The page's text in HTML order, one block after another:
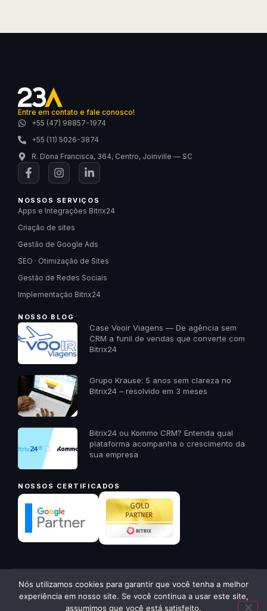
Entre em contato e fale conosco!
+55 (47) 98857-1974
+55 (11) 5026-3874
R. Dona Francisca, 364, Centro, Joinville — SC
NOSSOS SERVIÇOS
Apps e Integrações Bitrix24
Criação de sites
Gestão de Google Ads
SEO · Otimização de Sites
Gestão de Redes Sociais
Implementação Bitrix24
NOSSO BLOG
Case Vooir Viagens — De agência sem
CRM a funil de vendas que converte com
Bitrix24
Grupo Krause: 5 anos sem clareza no
Bitrix24 – resolvido em 3 meses
Bitrix24 ou Kommo CRM? Entenda qual
plataforma acompanha o crescimento da
sua empresa
NOSSOS CERTIFICADOS
© 2026 23A Digital · Todos os direitos reservados ·23a.com.br
Política de PrivacidadeVoltar ao início ↑
Quer receber um diagnóstico
gratuito da sua empresa? Me
✕
Nós utilizamos cookies para garantir que você tenha a melhor
experiência em nosso site. Se você continua a usar este site,
assumimos que você está satisfeito.